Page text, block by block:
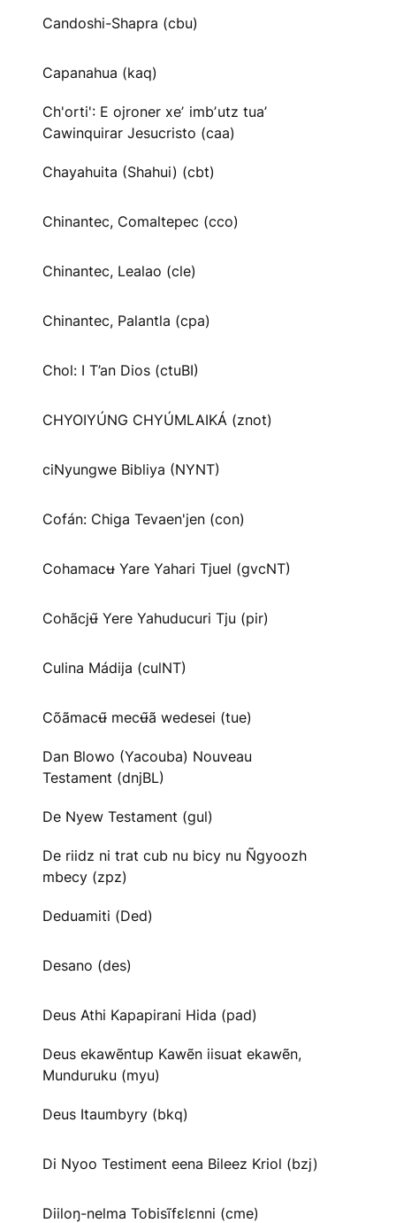
Candoshi-Shapra (cbu)
Capanahua (kaq)
Ch'orti': E ojroner xeʼ imbʼutz tuaʼ
Cawinquirar Jesucristo (caa)
Chayahuita (Shahui) (cbt)
Chinantec, Comaltepec (cco)
Chinantec, Lealao (cle)
Chinantec, Palantla (cpa)
Chol: I T’an Dios (ctuBI)
CHYOIYÚNG CHYÚMLAIKÁ (znot)
ciNyungwe Bibliya (NYNT)
Cofán: Chiga Tevaen'jen (con)
Cohamacʉ Yare Yahari Tjuel (gvcNT)
Cohãcjʉ̃ Yere Yahuducuri Tju (pir)
Culina Mádija (culNT)
Cõãmacʉ̃ mecʉ̃ã wedesei (tue)
Dan Blowo (Yacouba) Nouveau
Testament (dnjBL)
De Nyew Testament (gul)
De riidz ni trat cub nu bicy nu Ñgyoozh
mbecy (zpz)
Deduamiti (Ded)
Desano (des)
Deus Athi Kapapirani Hida (pad)
Deus ekawẽntup Kawẽn iisuat ekawẽn,
Munduruku (myu)
Deus Itaumbyry (bkq)
Di Nyoo Testiment eena Bileez Kriol (bzj)
Diiloŋ-nelma Tobisĩfɛlɛnni (cme)